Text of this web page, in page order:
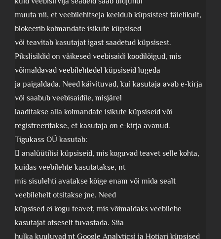
muuta nii, et veebilehitseja keeldub küpsistest täielikult,
blokeerib kolmandate isikute küpsised
või teavitab kasutajat igast saadetud küpsisest.
Pikslisildid on väikesed veebisaidi koodilõigud, mis
võimaldavad veebilehtedel küpsiseid lugeda
ja paigaldada. Need käivituvad, kui kasutaja avab e-kirja
või saabub veebisaidile, misjärel
laaditakse alla kolmandate isikute küpsiseid või
registreeritakse, et kasutaja on e-kirja avanud.
Tigukass OÜ kasutab:
 analüütilisi küpsiseid, mis koguvad teavet selle kohta,
kuidas veebilehte kasutatakse, nt
mis sisulehti avatakse kõige enam või mida sealt
veebilehelt otsitakse jne. Need
küpsised ei kogu teavet, mis võimaldaks veebilehe
kasutajat otseselt tuvastada. Siia
hulka kuuluvad nt Google Analyticsi ja Hotjari küpsised